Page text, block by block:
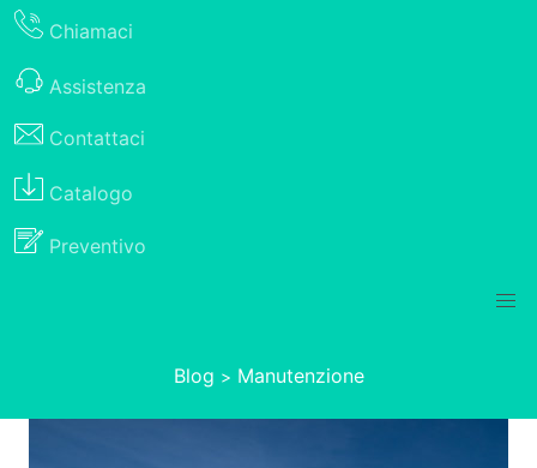
Chiamaci
Assistenza
Contattaci
Catalogo
Preventivo
Blog > Manutenzione